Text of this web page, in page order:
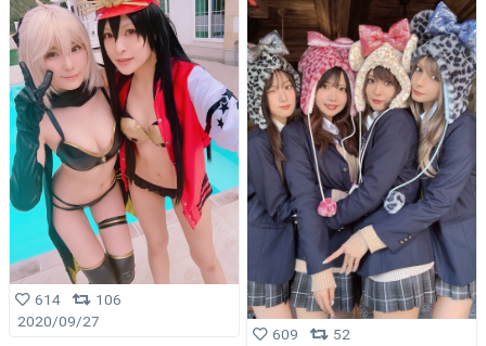
614
106
2020/09/27
609
52